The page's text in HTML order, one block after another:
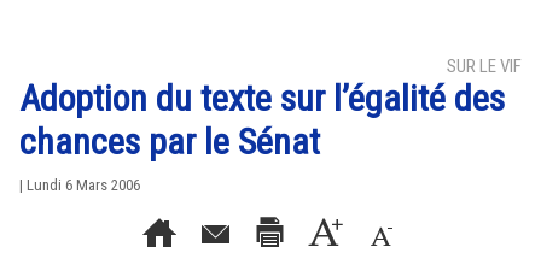
SUR LE VIF
Adoption du texte sur l’égalité des
chances par le Sénat
| Lundi 6 Mars 2006